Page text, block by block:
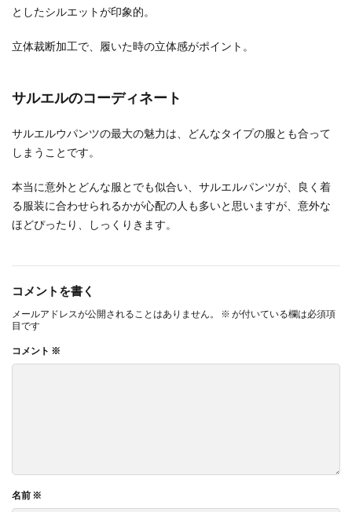
としたシルエットが印象的。
立体裁断加工で、履いた時の立体感がポイント。
サルエルのコーディネート
サルエルウパンツの最大の魅力は、どんなタイプの服とも合って
しまうことです。
本当に意外とどんな服とでも似合い、サルエルパンツが、良く着
る服装に合わせられるかが心配の人も多いと思いますが、意外な
ほどぴったり、しっくりきます。
コメントを書く
メールアドレスが公開されることはありません。 ※ が付いている欄は必須項
目です
コメント ※
名前 ※